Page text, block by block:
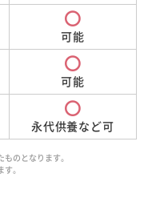
可能
可能
永代供養など可
のとなります。
。